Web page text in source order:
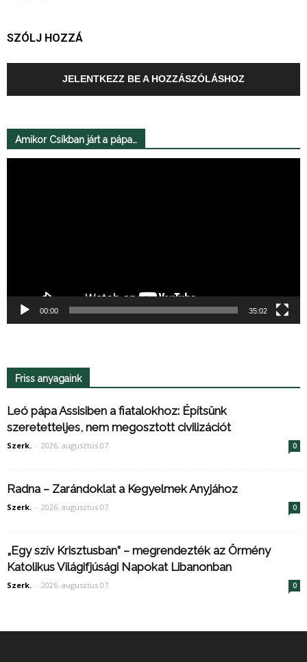
SZÓLJ HOZZÁ
JELENTKEZZ BE A HOZZÁSZÓLÁSHOZ
Amikor Csíkban járt a pápa…
00:00 35:02
Friss anyagaink
Leó pápa Assisiben a fiatalokhoz: Építsünk
szeretetteljes, nem megosztott civilizációt
Szerk. - 2026. augusztus 07. 0
Radna – Zarándoklat a Kegyelmek Anyjához
Szerk. - 2026. augusztus 07. 0
„Egy szív Krisztusban” – megrendezték az Örmény
Katolikus Világifjúsági Napokat Libanonban
Szerk. - 2026. augusztus 07. 0